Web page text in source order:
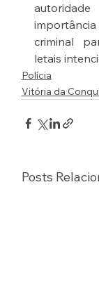
criminal
letais
Polícia
Vitória da
Posts